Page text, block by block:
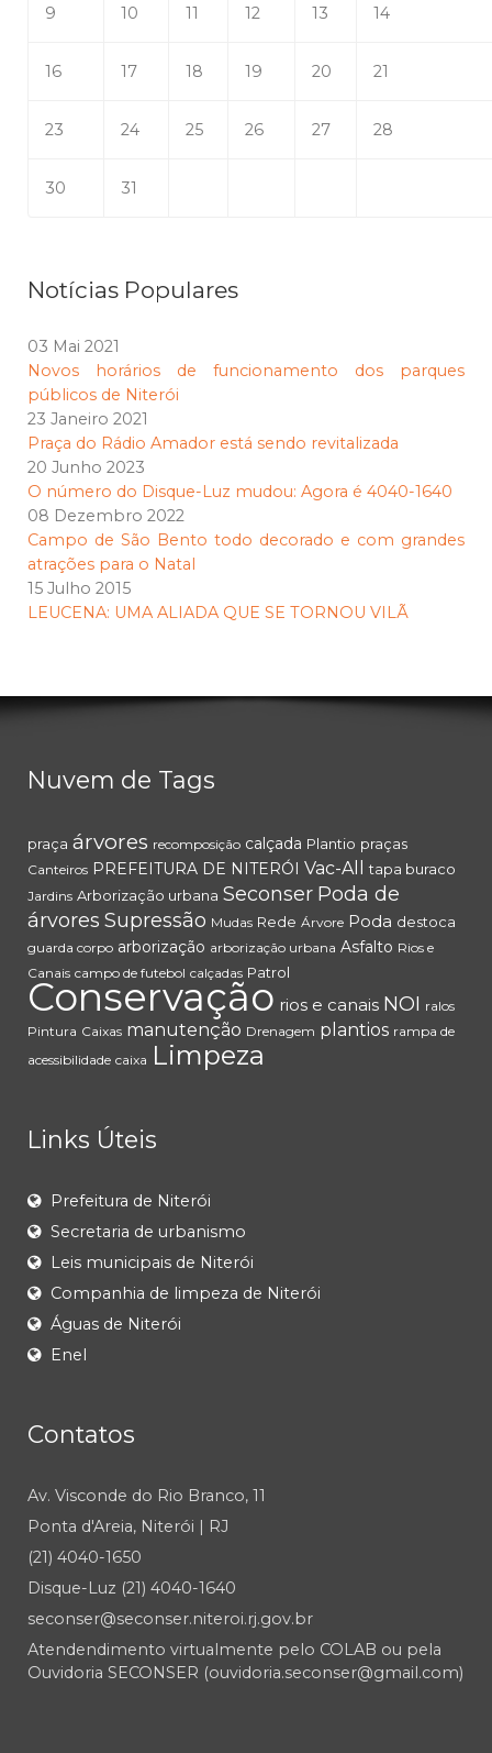
9 10 11 12 13 14
16 17 18 19 20 21
23 24 25 26 27 28
30 31
Notícias Populares
03 Mai 2021
Novos horários de funcionamento dos parques
públicos de Niterói
23 Janeiro 2021
Praça do Rádio Amador está sendo revitalizada
20 Junho 2023
O número do Disque-Luz mudou: Agora é 4040-1640
08 Dezembro 2022
Campo de São Bento todo decorado e com grandes
atrações para o Natal
15 Julho 2015
LEUCENA: UMA ALIADA QUE SE TORNOU VILÃ
Nuvem de Tags
praça árvores recomposição calçada Plantio praças
Canteiros PREFEITURA DE NITERÓI Vac-All tapa buraco
Jardins Arborização urbana Seconser Poda de
árvores Supressão Mudas Rede Árvore Poda destoca
guarda corpo arborização arborização urbana Asfalto Rios e
Canais campo de futebol calçadas Patrol
Conservação rios e canais NOI ralos
Pintura Caixas manutenção Drenagem plantios rampa de
acessibilidade caixa Limpeza
Links Úteis
Prefeitura de Niterói
Secretaria de urbanismo
Leis municipais de Niterói
Companhia de limpeza de Niterói
Águas de Niterói
Enel
Contatos
Av. Visconde do Rio Branco, 11
Ponta d'Areia, Niterói | RJ
(21) 4040-1650
Disque-Luz (21) 4040-1640
seconser@seconser.niteroi.rj.gov.br
Atendendimento virtualmente pelo COLAB ou pela
Ouvidoria SECONSER (ouvidoria.seconser@gmail.com)